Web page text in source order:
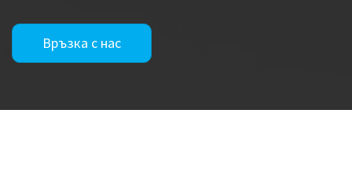
Връзка с нас